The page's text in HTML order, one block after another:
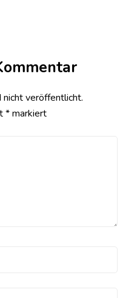
veröffentlicht.
*markiert